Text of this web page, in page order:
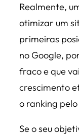
Realmente,
otimizar um
primeiras
no Google,
fraco e que
crescimento
o ranking
Se o seu